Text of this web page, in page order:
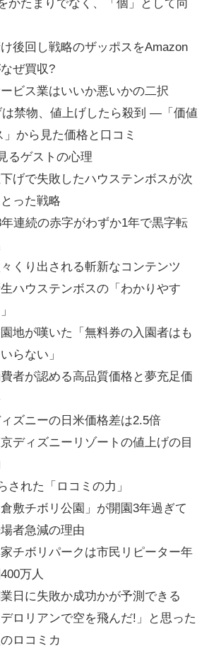
かたまりでなく、「個」として向
後回し戦略のザッポスをAmazon
ぜ買収?
ビス業はいいか悪いかの二択
禁物、値上げしたら殺到 ―「価値
から見た価格と口コミ
るゲストの心理
げで失敗したハウステンボスが次
った戦略
年連続の赤字がわずか1年で黒字転
くり出される斬新なコンテンツ
ハウステンボスの「わかりやす
地が嘆いた「無料券の入園者はも
らない」
者が認める高品質価格と夢充足価
ズニーの日米価格差は2.5倍
ディズニーリゾートの値上げの目
された「ロコミの力」
倉敷チボリ公園」が開園3年過ぎて
者急減の理由
チボリパークは市民リピーター年
万人
日に失敗か成功かが予測できる
デロリアンで空を飛んだ!」と思った
ロコミカ